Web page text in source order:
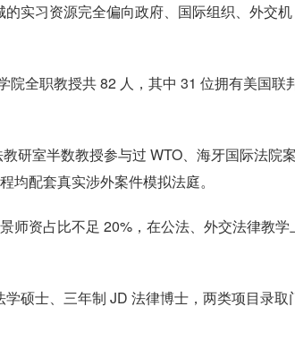
实习资源完全偏向政府、国际组织、外交机
全职教授共 82 人，其中 31 位拥有美国联
研室半数教授参与过 WTO、海牙国际法院
配套真实涉外案件模拟法庭。
师资占比不足 20%，在公法、外交法律教学
硕士、三年制 JD 法律博士，两类项目录取